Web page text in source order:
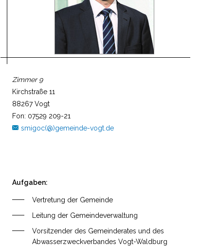
Zimmer 9
Kirchstraße 11
88267 Vogt
Fon: 07529 209-21
smigoc(@)gemeinde-vogt.de
Aufgaben:
Vertretung der Gemeinde
Leitung der Gemeindeverwaltung
Vorsitzender des Gemeinderates und des
Abwasserzweckverbandes Vogt-Waldburg